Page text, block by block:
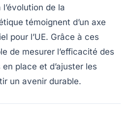
l’évolution de la
témoignent d’un axe
pour l’UE. Grâce à ces
de mesurer l’efficacité des
place et d’ajuster les
un avenir durable.